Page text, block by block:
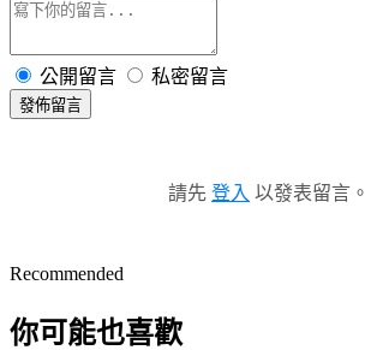
公開留言 私密留言
發佈留言
請先 登入 以發表留言。
Recommended
你可能也喜歡